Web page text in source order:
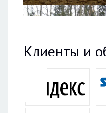
Клиенты и